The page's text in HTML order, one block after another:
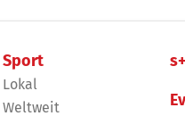
Sport
Lokal
Weltweit